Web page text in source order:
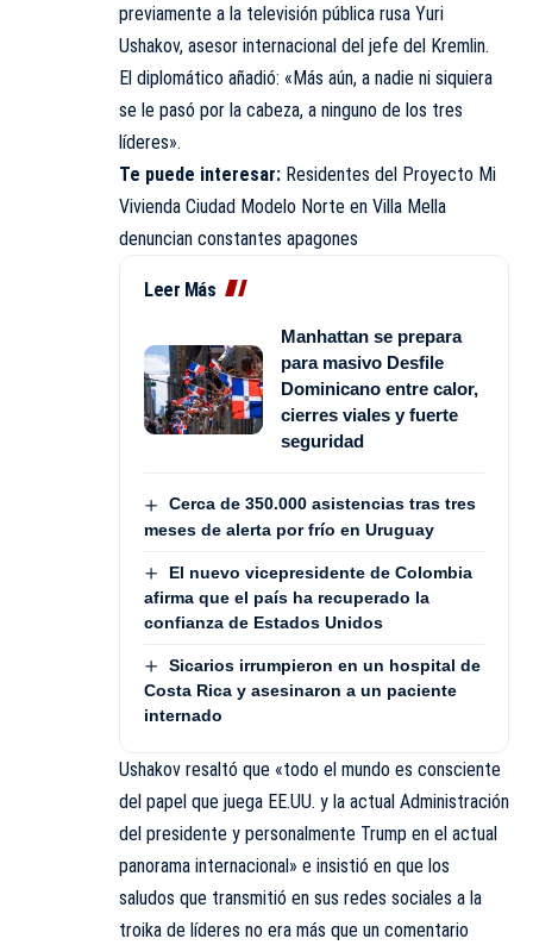
previamente a la televisión pública rusa Yuri
Ushakov, asesor internacional del jefe del Kremlin.
El diplomático añadió: «Más aún, a nadie ni siquiera
se le pasó por la cabeza, a ninguno de los tres
líderes».
Te puede interesar: Residentes del Proyecto Mi
Vivienda Ciudad Modelo Norte en Villa Mella
denuncian constantes apagones
Leer Más
Manhattan se prepara
para masivo Desfile
Dominicano entre calor,
cierres viales y fuerte
seguridad
Cerca de 350.000 asistencias tras tres
meses de alerta por frío en Uruguay
El nuevo vicepresidente de Colombia
afirma que el país ha recuperado la
confianza de Estados Unidos
Sicarios irrumpieron en un hospital de
Costa Rica y asesinaron a un paciente
internado
Ushakov resaltó que «todo el mundo es consciente
del papel que juega EE.UU. y la actual Administración
del presidente y personalmente Trump en el actual
panorama internacional» e insistió en que los
saludos que transmitió en sus redes sociales a la
troika de líderes no era más que un comentario